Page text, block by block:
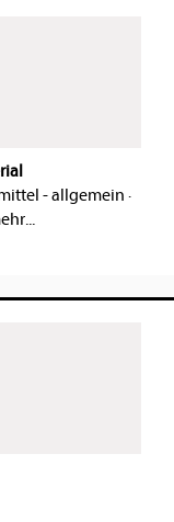
- allgemein ·